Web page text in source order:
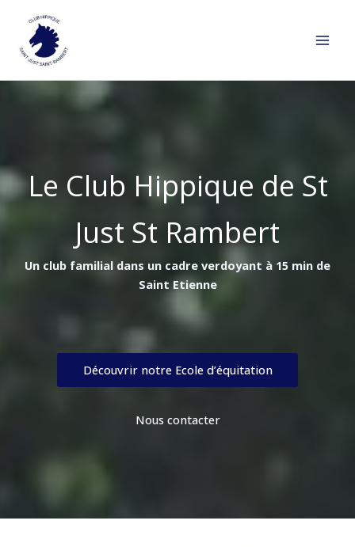
contenu
Le Club Hippique de St
Just St Rambert
Un club familial dans un cadre verdoyant à 15 min de
Saint Etienne
Découvrir notre Ecole d’équitation
Nous contacter